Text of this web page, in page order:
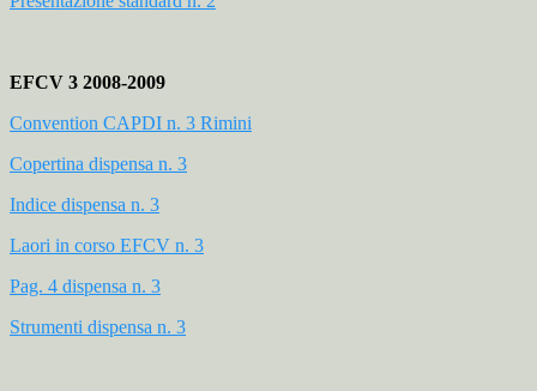
EFCV 3 2008-2009
Convention CAPDI n. 3 Rimini
Copertina dispensa n. 3
Indice dispensa n. 3
Laori in corso EFCV n. 3
Pag. 4 dispensa n. 3
Strumenti dispensa n. 3